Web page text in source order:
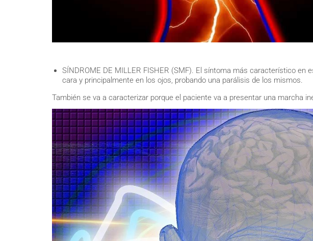
SÍNDROME DE MILLER FISHER (SMF). El síntoma más característico en
cara y principalmente en los ojos, probando una parálisis de los mismos.
También se va a caracterizar porque el paciente va a presentar una marcha